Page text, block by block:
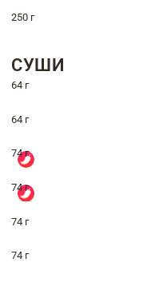
250 г
СУШИ
64 г
64 г
74 г
74 г
74 г
74 г